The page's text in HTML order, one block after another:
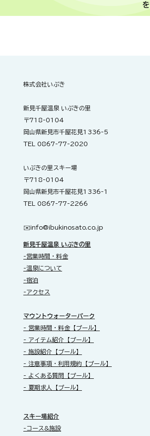
株式会社いぶき
新見千屋温泉 いぶきの里
〒718-0104
岡山県新見市千屋花見1336-5
TEL 0867-77-2020
いぶきの里スキー場
〒718-0104
岡山県新見市千屋花見1336-1
TEL 0867-77-2266
✉️​info@ibukinosato.co.jp
新見千屋温泉 いぶきの里
-営業時間・料金
-温泉について
-宿泊
-アクセス
​マウントウォーターパーク
- 営業時間・料金【プール】
- アイテム紹介【プール】
- 施設紹介【プール】
- 注意事項・利用規約【プール】
- よくある質問【プール】
- 夏期求人【プール】
スキー場紹介
-コース&施設